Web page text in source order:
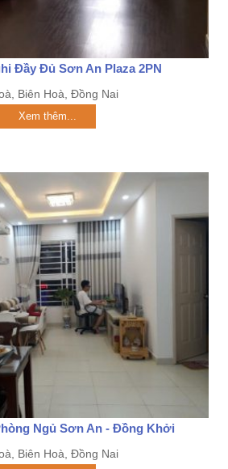
Đầy Đủ Sơn An Plaza 2PN
Biên Hoà, Đồng Nai
Xem thêm...
Ngủ Sơn An - Đồng Khởi
Biên Hoà, Đồng Nai